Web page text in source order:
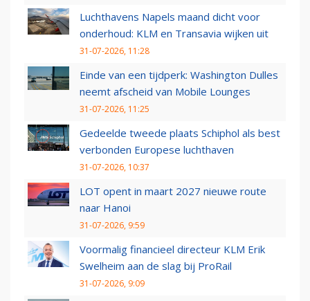
Luchthavens Napels maand dicht voor
onderhoud: KLM en Transavia wijken uit
31-07-2026, 11:28
Einde van een tijdperk: Washington Dulles
neemt afscheid van Mobile Lounges
31-07-2026, 11:25
Gedeelde tweede plaats Schiphol als best
verbonden Europese luchthaven
31-07-2026, 10:37
LOT opent in maart 2027 nieuwe route
naar Hanoi
31-07-2026, 9:59
Voormalig financieel directeur KLM Erik
Swelheim aan de slag bij ProRail
31-07-2026, 9:09